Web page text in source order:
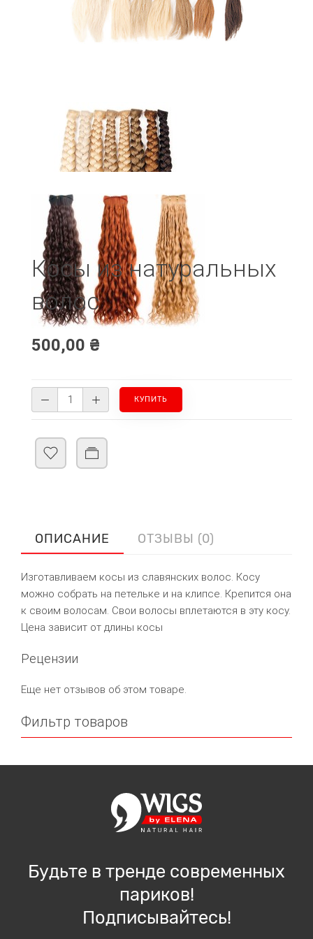
Косы из натуральных
волос
500,00 ₴
ОПИСАНИЕ ОТЗЫВЫ (0)
Изготавливаем косы из славянских волос. Косу
можно собрать на петельке и на клипсе. Крепится она
к своим волосам. Свои волосы вплетаются в эту косу.
Цена зависит от длины косы
Рецензии
Еще нет отзывов об этом товаре.
Фильтр товаров
Будьте в тренде современных
париков!
Подписывайтесь!